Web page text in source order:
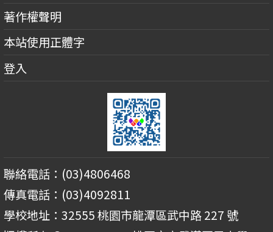
著作權聲明
本站使用正體字
登入
聯絡電話：(03)4806468
傳真電話：(03)4092811
學校地址：32555 桃園市龍潭區武中路 227 號